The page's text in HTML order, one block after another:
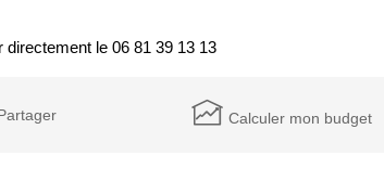
le 06 81 39 13 13
Calculer mon budget